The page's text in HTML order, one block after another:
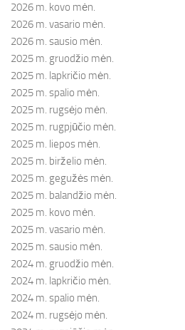
2026 m. kovo mėn.
2026 m. vasario mėn.
2026 m. sausio mėn.
2025 m. gruodžio mėn.
2025 m. lapkričio mėn.
2025 m. spalio mėn.
2025 m. rugsėjo mėn.
2025 m. rugpjūčio mėn.
2025 m. liepos mėn.
2025 m. birželio mėn.
2025 m. gegužės mėn.
2025 m. balandžio mėn.
2025 m. kovo mėn.
2025 m. vasario mėn.
2025 m. sausio mėn.
2024 m. gruodžio mėn.
2024 m. lapkričio mėn.
2024 m. spalio mėn.
2024 m. rugsėjo mėn.